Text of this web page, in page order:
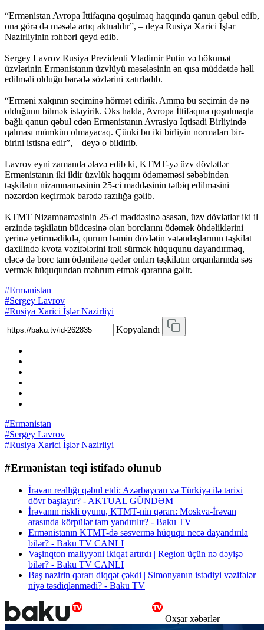
“Ermənistan Avropa İttifaqına qoşulmaq haqqında qanun qəbul edib,
ona görə də məsələ artıq aktualdır”, – deyə Rusiya Xarici İşlər
Nazirliyinin rəhbəri qeyd edib.
Sergey Lavrov Rusiya Prezidenti Vladimir Putin və hökumət
üzvlərinin Ermənistanın üzvlüyü məsələsinin ən qısa müddətdə həll
edilməli olduğu barədə sözlərini xatırladıb.
“Erməni xalqının seçiminə hörmət edirik. Amma bu seçimin də nə
olduğunu bilmək istəyirik. Əks halda, Avropa İttifaqına qoşulmaqla
bağlı qanun qəbul edən Ermənistanın Avrasiya İqtisadi Birliyində
qalması mümkün olmayacaq. Çünki bu iki birliyin normaları bir-
birini istisna edir”, – deyə o bildirib.
Lavrov eyni zamanda əlavə edib ki, KTMT-yə üzv dövlətlər
Ermənistanın iki ildir üzvlük haqqını ödəməməsi səbəbindən
təşkilatın nizamnaməsinin 25-ci maddəsinin tətbiq edilməsini
nəzərdən keçirmək barədə razılığa gəlib.
KTMT Nizamnaməsinin 25-ci maddəsinə əsasən, üzv dövlətlər iki il
ərzində təşkilatın büdcəsinə olan borclarını ödəmək öhdəliklərini
yerinə yetirmədikdə, qurum həmin dövlətin vətəndaşlarının təşkilat
daxilində kvota vəzifələrini irəli sürmək hüququnu dayandırmaq,
eləcə də borc tam ödənilənə qədər onları təşkilatın orqanlarında səs
vermək hüququndan məhrum etmək qərarına gəlir.
#Ermənistan
#Sergey Lavrov
#Rusiya Xarici İşlər Nazirliyi
Kopyalandı
#Ermənistan
#Sergey Lavrov
#Rusiya Xarici İşlər Nazirliyi
#Ermənistan teqi istifadə olunub
İrəvan reallığı qəbul etdi: Azərbaycan və Türkiyə ilə tarixi
dövr başlayır? - AKTUAL GÜNDƏM
İrəvanın riskli oyunu, KTMT-nin qərarı: Moskva-İrəvan
arasında körpülər tam yandırılır? - Baku TV
Ermənistanın KTMT-də səsvermə hüququ necə dayandırıla
bilər? - Baku TV CANLI
Vaşinqton maliyyəni ikiqat artırdı | Region üçün nə dəyişə
bilər? - Baku TV CANLI
Baş nazirin qərarı diqqət çəkdi | Simonyanın istədiyi vəzifələr
niyə təsdiqlənmədi? - Baku TV
Oxşar xəbərlər